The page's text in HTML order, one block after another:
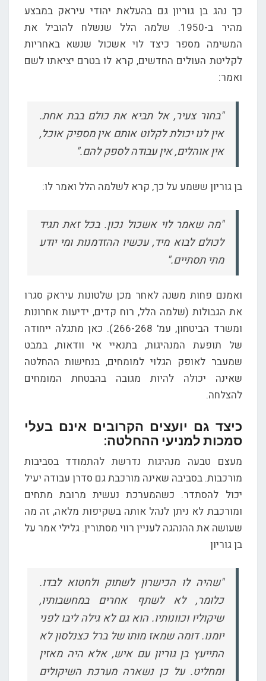
כך נהג בן גוריון גם בהעלאת יהודי עיראק במבצע
מהיר ב-1950. שלמה הלל שנשלח להוביל את
המשימה מספר כיצד לוי אשכול שנשא באחריות
לקליטת העולים החדשים, קרא לו בטרם יציאתו לשם
ואמר:
"בחור צעיר, אל תביא את כולם בבת אחת.
אין לנו יכולת לקלוט אותם אין מספיק אוכל,
אין אוהלים, אין עבודה לספק להם."
בן גוריון ששמע על כך, קרא לשלמה הלל ואמר לו:
"מה שאמר לוי אשכול נכון. בכל זאת תגיד
לכולם לבוא מיד, עכשיו ההזדמנות ומי יודע
מתי תסתיים."
ואמנם פחות משנה לאחר מכן שלטונות עיראק סגרו
את הגבולות (שלמה הלל, רוח קדים, ידיעות אחרונות
ומשרד הביטחון, עמ' 266-268). כאן מתגלה ייחודה
של תופעת המנהיגות, בתנאיי אי וודאות, במבט
שמעבר לאופק הגלוי למומחים, בנחישות ההחלטה
שאינה יכולה להיות מגובה בהבטחת המומחים
להצלחה.
כיצד גם יועצים הקרובים אינם בעלי
סמכות למניעי ההחלטה:
מעצם טבעה מנהיגות נדרשת להתמודד בסביבות
מורכבות. בסביבה שאינה מורכבת גם סדרן עבודה יעיל
יכול להסתדר. כשהמערכת נעשית מרובת מתחים
ומורכבת לא ניתן לנהל אותה בשקיפות מלאה, זה מה
שעושה את ההנהגה לעניין רווי מסתורין. גלילי אמר על
בן גוריון
"שהיה לו הכישרון לשתוק ולחטוא לבדו.
כלומר, לא לשתף אחרים במחשבותיו,
שיקוליו וכוונותיו. הוא גם לא גילה ליבו לפני
יומנו. דומה שמאז מותו של ברל כצנלסון לא
התייעץ בן גוריון עם איש, אלא היה מאזין
ומחליט. על כן נשארה מערכת השיקולים